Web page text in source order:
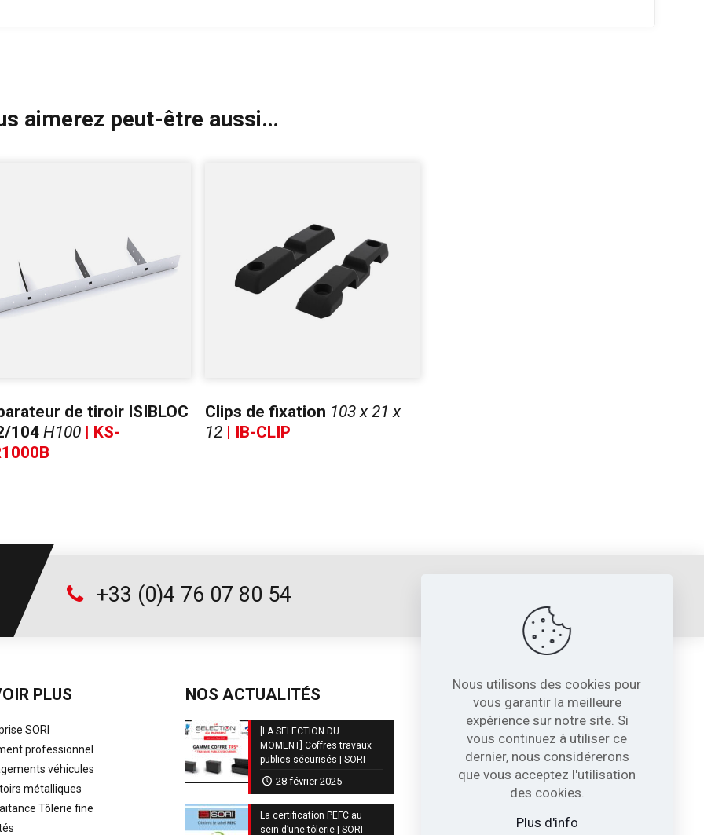
aimerez peut-être aussi…
de tiroir ISIBLOC
104 H100| KS-
Clips de fixation 103 x 21 x
12| IB-CLIP
+33 (0)4 76 07 80 54
PLUS
SORI
professionnel
véhicules
métalliques
Tôlerie fine
NOS ACTUALITÉS
[LA SELECTION DU
MOMENT] Coffres travaux
publics sécurisés | SORI
28 février 2025
La certification PEFC au
sein d’une tôlerie | SORI
NOS COORDONNÉES
717, Avenue de St Quentin
Contre Allée Z.I.
38210 - Tullins France
04 76 07 80 54
Nous utilisons des cookies pour
vous garantir la meilleure
expérience sur notre site. Si
vous continuez à utiliser ce
dernier, nous considérerons
que vous acceptez l'utilisation
des cookies.
Plus d'info